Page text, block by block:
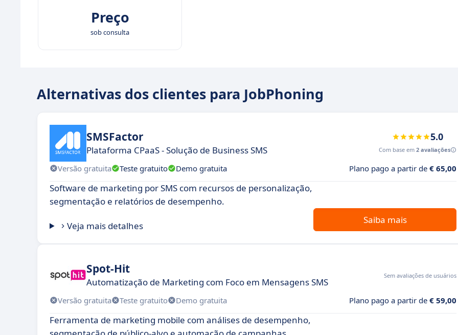
Preço
sob consulta
Alternativas dos clientes para JobPhoning
SMSFactor
Plataforma CPaaS - Solução de Business SMS
5.0
Com base em 2 avaliações
Versão gratuita Teste gratuito Demo gratuita Plano pago a partir de € 65,00
Software de marketing por SMS com recursos de personalização,
segmentação e relatórios de desempenho.
Veja mais detalhes
Saiba mais
Spot-Hit
Automatização de Marketing com Foco em Mensagens SMS
Sem avaliações de usuários
Versão gratuita Teste gratuito Demo gratuita Plano pago a partir de € 59,00
Ferramenta de marketing mobile com análises de desempenho,